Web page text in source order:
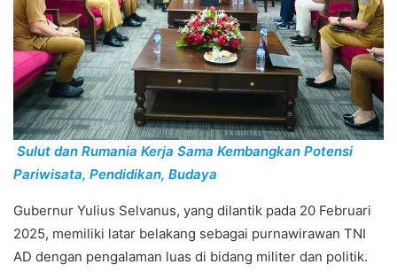
Sulut dan Rumania Kerja Sama Kembangkan Potensi
Pariwisata, Pendidikan, Budaya
Gubernur Yulius Selvanus, yang dilantik pada 20 Februari
2025, memiliki latar belakang sebagai purnawirawan TNI
AD dengan pengalaman luas di bidang militer dan politik.